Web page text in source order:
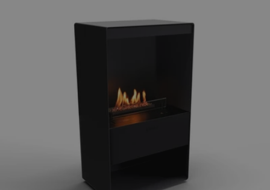
media 0 in een venster